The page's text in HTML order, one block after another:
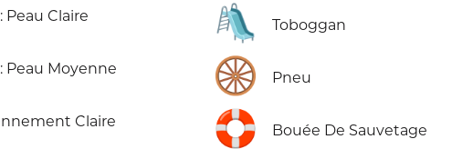
Peau Claire
Peau Moyenne
Claire
🛝 Toboggan
🛞 Pneu
🛟 Bouée De Sauvetage